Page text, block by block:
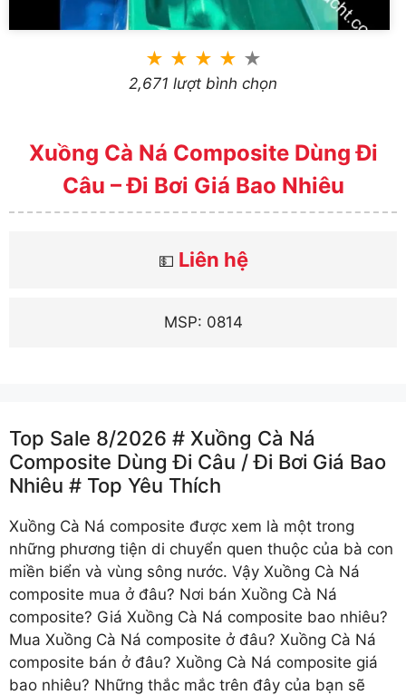
★ ★ ★ ★ ★
2,671 lượt bình chọn
Xuồng Cà Ná Composite Dùng Đi
Câu – Đi Bơi Giá Bao Nhiêu
💵 Liên hệ
MSP: 0814
Top Sale 8/2026 # Xuồng Cà Ná
Composite Dùng Đi Câu /️ Đi Bơi Giá Bao
Nhiêu # Top Yêu Thích
Xuồng Cà Ná composite được xem là một trong
những phương tiện di chuyển quen thuộc của bà con
miền biển và vùng sông nước. Vậy Xuồng Cà Ná
composite mua ở đâu? Nơi bán Xuồng Cà Ná
composite? Giá Xuồng Cà Ná composite bao nhiêu?
Mua Xuồng Cà Ná composite ở đâu? Xuồng Cà Ná
composite bán ở đâu? Xuồng Cà Ná composite giá
bao nhiêu? Những thắc mắc trên đây của bạn sẽ